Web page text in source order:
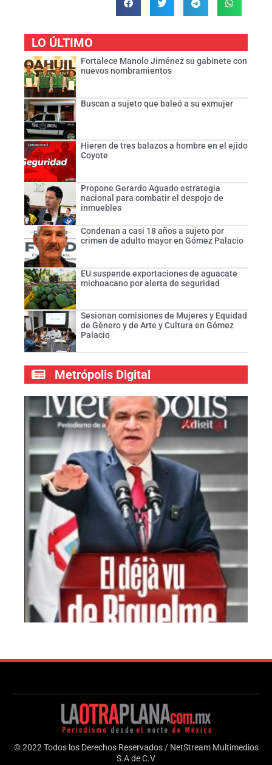
LO ÚLTIMO
Fortalece Manolo Jiménez su gabinete con
nuevos nombramientos
Buscan a sujeto que baleó a su exmujer
Hieren de tres balazos a hombre en el ejido
Coyote
Propone Gerardo Aguado estrategia
nacional para combatir el despojo de
inmuebles
Condenan a casi 18 años a sujeto por
crimen de adulto mayor en Gómez Palacio
EU suspende exportaciones de aguacate
michoacano por alerta de seguridad
Sesionan comisiones de Mujeres y Equidad
de Género y de Arte y Cultura en Gómez
Palacio
Metrópolis Digital
© 2022 Todos los Derechos Reservados / NetStream Multimedios
S.A de C.V